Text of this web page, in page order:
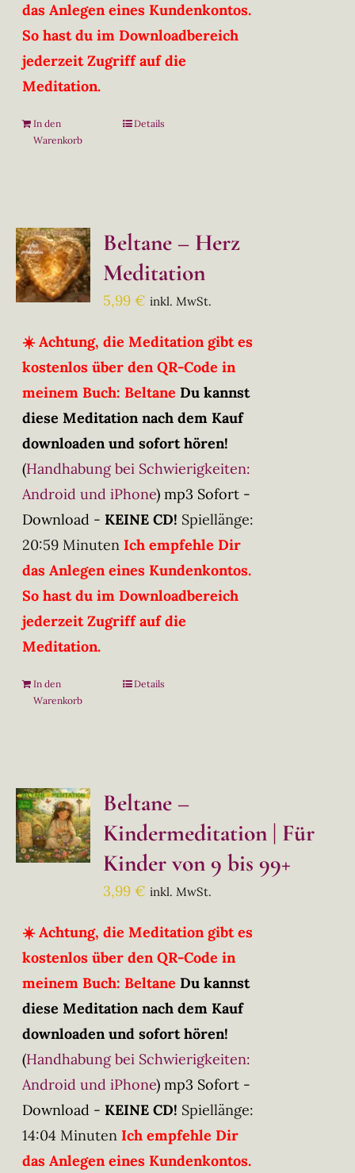
das Anlegen eines Kundenkontos.
So hast du im Downloadbereich
jederzeit Zugriff auf die
Meditation.
In den
Warenkorb
Details
Beltane – Herz
Meditation
5,99€ inkl. MwSt.
☀️ Achtung, die Meditation gibt es
kostenlos über den QR-Code in
meinem Buch: Beltane Du kannst
diese Meditation nach dem Kauf
downloaden und sofort hören!
(Handhabung bei Schwierigkeiten:
Android und iPhone) mp3 Sofort -
Download - KEINE CD! Spiellänge:
20:59 Minuten Ich empfehle Dir
das Anlegen eines Kundenkontos.
So hast du im Downloadbereich
jederzeit Zugriff auf die
Meditation.
In den
Warenkorb
Details
Beltane –
Kindermeditation | Für
Kinder von 9 bis 99+
3,99€ inkl. MwSt.
☀️ Achtung, die Meditation gibt es
kostenlos über den QR-Code in
meinem Buch: Beltane Du kannst
diese Meditation nach dem Kauf
downloaden und sofort hören!
(Handhabung bei Schwierigkeiten:
Android und iPhone) mp3 Sofort -
Download - KEINE CD! Spiellänge:
14:04 Minuten Ich empfehle Dir
das Anlegen eines Kundenkontos.